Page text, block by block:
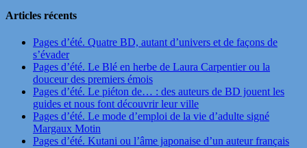
Articles récents
Pages d’été. Quatre BD, autant d’univers et de façons de
s’évader
Pages d’été. Le Blé en herbe de Laura Carpentier ou la
douceur des premiers émois
Pages d’été. Le piéton de… : des auteurs de BD jouent les
guides et nous font découvrir leur ville
Pages d’été. Le mode d’emploi de la vie d’adulte signé
Margaux Motin
Pages d’été. Kutani ou l’âme japonaise d’un auteur français